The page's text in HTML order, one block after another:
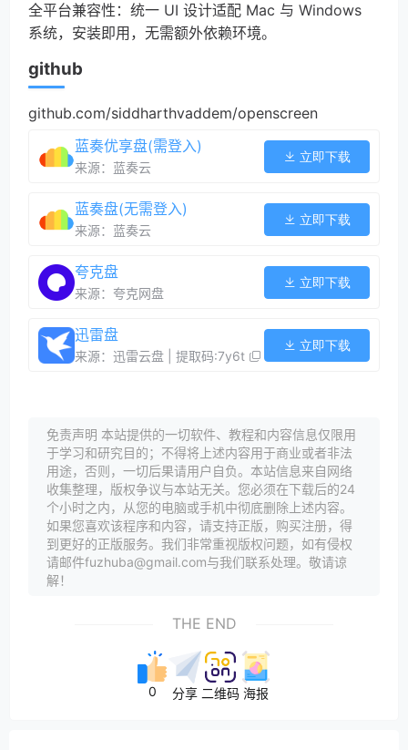
全平台兼容性：统一 UI 设计适配 Mac 与 Windows
系统，安装即用，无需额外依赖环境。
github
github.com/siddharthvaddem/openscreen
蓝奏优享盘(需登入)
来源：蓝奏云
立即下载
蓝奏盘(无需登入)
来源：蓝奏云
立即下载
夸克盘
来源：夸克网盘
立即下载
迅雷盘
来源：迅雷云盘 | 提取码:7y6t
立即下载
免责声明 本站提供的一切软件、教程和内容信息仅限用
于学习和研究目的；不得将上述内容用于商业或者非法
用途，否则，一切后果请用户自负。本站信息来自网络
收集整理，版权争议与本站无关。您必须在下载后的24
个小时之内，从您的电脑或手机中彻底删除上述内容。
如果您喜欢该程序和内容，请支持正版，购买注册，得
到更好的正版服务。我们非常重视版权问题，如有侵权
请邮件fuzhuba@gmail.com与我们联系处理。敬请谅
解！
THE END
0 分享 二维码 海报